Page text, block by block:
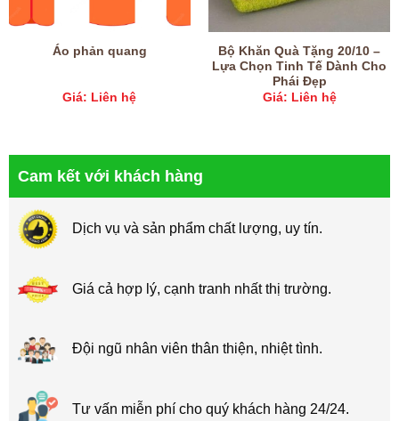
Cam kết với khách hàng
Dịch vụ và sản phẩm chất lượng, uy tín.
Giá cả hợp lý, cạnh tranh nhất thị trường.
Đội ngũ nhân viên thân thiện, nhiệt tình.
Tư vấn miễn phí cho quý khách hàng 24/24.
Áo phản quang
Giá: Liên hệ
Bộ Khăn Quà Tặng 20/10 –
Lựa Chọn Tinh Tế Dành Cho
Phái Đẹp
Giá: Liên hệ